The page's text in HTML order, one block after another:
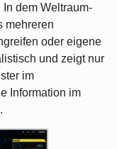
dem Weltraum-
mehreren
oder eigene
und zeigt nur
im
Information im